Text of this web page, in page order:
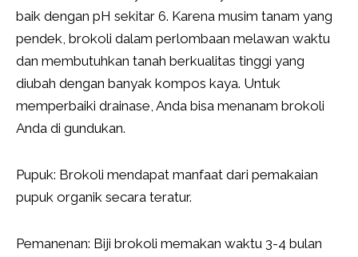
baik dengan pH sekitar 6. Karena musim tanam yang
pendek, brokoli dalam perlombaan melawan waktu
dan membutuhkan tanah berkualitas tinggi yang
diubah dengan banyak kompos kaya. Untuk
memperbaiki drainase, Anda bisa menanam brokoli
Anda di gundukan.
Pupuk: Brokoli mendapat manfaat dari pemakaian
pupuk organik secara teratur.
Pemanenan: Biji brokoli memakan waktu 3-4 bulan